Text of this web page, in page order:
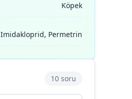
Köpek
Imidakloprid, Permetrin
10 soru